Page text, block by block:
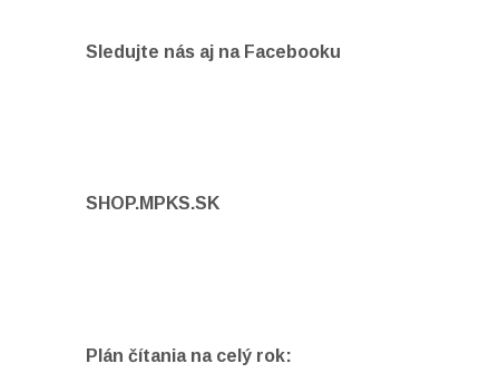
Sledujte nás aj na Facebooku
SHOP.MPKS.SK
Plán čítania na celý rok: